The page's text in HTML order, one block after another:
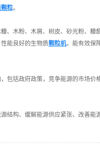
粒。
、木粉、木屑、树皮、砂光粉、糠
能良好的生物质颗粒机，能有效保
包括政府政策，竞争能源的市场
结构、缓解能源供应紧张、改善能